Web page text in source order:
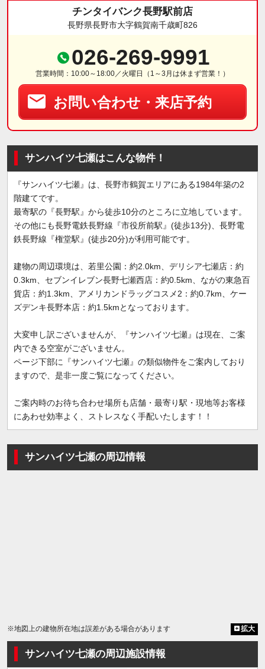
チンタイバンク長野駅前店
長野県長野市大字鶴賀南千歳町826
026-269-9991
営業時間：10:00～18:00／火曜日（1～3月は休まず営業！）
お問い合わせ・来店予約
サンハイツ七瀬はこんな物件！
『サンハイツ七瀬』は、長野市鶴賀エリアにある1984年築の2
階建てです。
最寄駅の『長野駅』から徒歩10分のところに立地しています。
その他にも長野電鉄長野線『市役所前駅』(徒歩13分)、長野電
鉄長野線『権堂駅』(徒歩20分)が利用可能です。
建物の周辺環境は、若里公園：約2.0km、デリシア七瀬店：約
0.3km、セブンイレブン長野七瀬西店：約0.5km、ながの東急百
貨店：約1.3km、アメリカンドラッグコスメ2：約0.7km、ケー
ズデンキ長野本店：約1.5kmとなっております。
大変申し訳ございませんが、『サンハイツ七瀬』は現在、ご案
内できる空室がございません。
ページ下部に『サンハイツ七瀬』の類似物件をご案内しており
ますので、是非一度ご覧になってください。
ご案内時のお待ち合わせ場所も店舗・最寄り駅・現地等お客様
にあわせ効率よく、ストレスなく手配いたします！！
サンハイツ七瀬の周辺情報
※地図上の建物所在地は誤差がある場合があります 拡大
サンハイツ七瀬の周辺施設情報